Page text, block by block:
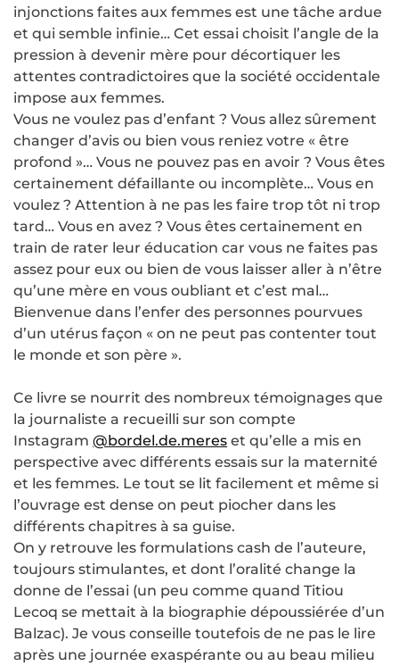
injonctions faites aux femmes est une tâche ardue
et qui semble infinie… Cet essai choisit l’angle de la
pression à devenir mère pour décortiquer les
attentes contradictoires que la société occidentale
impose aux femmes.
Vous ne voulez pas d’enfant ? Vous allez sûrement
changer d’avis ou bien vous reniez votre « être
profond »… Vous ne pouvez pas en avoir ? Vous êtes
certainement défaillante ou incomplète… Vous en
voulez ? Attention à ne pas les faire trop tôt ni trop
tard… Vous en avez ? Vous êtes certainement en
train de rater leur éducation car vous ne faites pas
assez pour eux ou bien de vous laisser aller à n’être
qu’une mère en vous oubliant et c’est mal…
Bienvenue dans l’enfer des personnes pourvues
d’un utérus façon « on ne peut pas contenter tout
le monde et son père ».
Ce livre se nourrit des nombreux témoignages que
la journaliste a recueilli sur son compte
Instagram @bordel.de.meres et qu’elle a mis en
perspective avec différents essais sur la maternité
et les femmes. Le tout se lit facilement et même si
l’ouvrage est dense on peut piocher dans les
différents chapitres à sa guise.
On y retrouve les formulations cash de l’auteure,
toujours stimulantes, et dont l’oralité change la
donne de l’essai (un peu comme quand Titiou
Lecoq se mettait à la biographie dépoussiérée d’un
Balzac). Je vous conseille toutefois de ne pas le lire
après une journée exaspérante ou au beau milieu